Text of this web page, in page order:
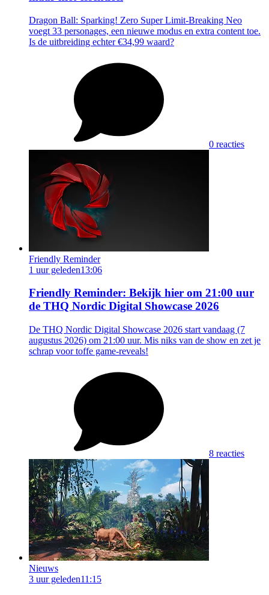
Dragon Ball: Sparking! Zero Super Limit-Breaking Neo
voegt 33 personages, een nieuwe modus en extra content toe.
Is de uitbreiding echter €34,99 waard?
0 reacties
Friendly Reminder
1 uur geleden13:06
Friendly Reminder: Bekijk hier om 21:00 uur
de THQ Nordic Digital Showcase 2026
De THQ Nordic Digital Showcase 2026 start vandaag (7
augustus 2026) om 21:00 uur. Mis niks van de show en zet je
schrap voor toffe game-reveals!
8 reacties
Nieuws
3 uur geleden11:15